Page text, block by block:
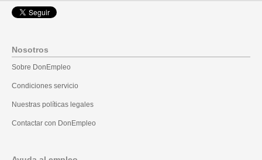
Nosotros
Sobre DonEmpleo
Condiciones servicio
Nuestras políticas legales
Contactar con DonEmpleo